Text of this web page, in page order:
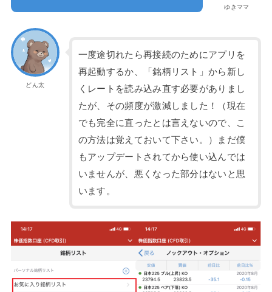
ゆきママ
どん太
一度途切れたら再接続のためにアプリを
再起動するか、「銘柄リスト」から新し
くレートを読み込み直す必要がありまし
たが、その頻度が激減しました！（現在
でも完全に直ったとは言えないので、こ
の方法は覚えておいて下さい。）まだ僕
もアップデートされてから使い込んでは
いませんが、悪くなった部分はないと思
います。